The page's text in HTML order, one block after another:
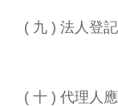
( 九 ) 法人登
( 十 ) 代理人